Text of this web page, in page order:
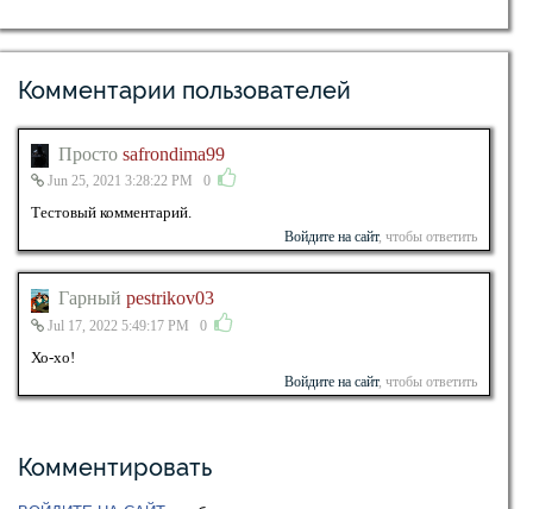
Комментарии пользователей
Просто safrondima99
Jun 25, 2021 3:28:22 PM 0
Тестовый комментарий.
Войдите на сайт, чтобы ответить
Гарный pestrikov03
Jul 17, 2022 5:49:17 PM 0
Хо-хо!
Войдите на сайт, чтобы ответить
Комментировать